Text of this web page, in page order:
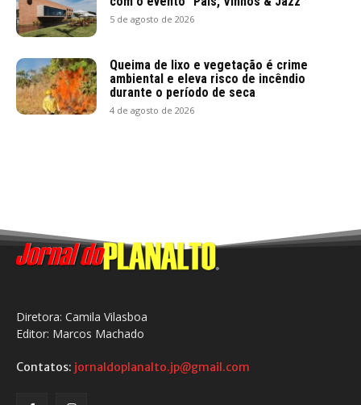
5 de agosto de 2026
Queima de lixo e vegetação é crime
ambiental e eleva risco de incêndio
durante o período de seca
4 de agosto de 2026
Diretora: Camila Vilasboa
Editor: Marcos Machado
Contatos: jornaldoplanalto.jp@gmail.com